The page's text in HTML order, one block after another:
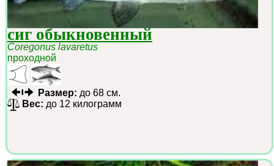
сиг обыкновенный
Coregonus lavaretus
проходной
Размер: до 68 см.
Вес: до 12 килограмм